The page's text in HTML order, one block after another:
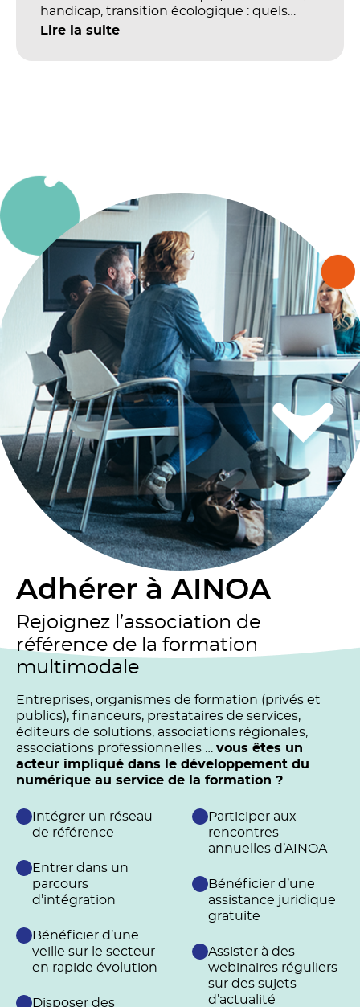
handicap, transition écologique : quels
impacts concrets pour les référentiels dans
Lire la suite
Adhérer à AINOA
Rejoignez l’association de
référence de la formation
multimodale
Entreprises, organismes de formation (privés et
publics), financeurs, prestataires de services,
éditeurs de solutions, associations régionales,
associations professionnelles … vous êtes un
acteur impliqué dans le développement du
numérique au service de la formation ?
Intégrer un réseau
de référence
Entrer dans un
parcours
d’intégration
Bénéficier d’une
veille sur le secteur
en rapide évolution
Disposer des
Participer aux
rencontres
annuelles d’AINOA
Bénéficier d’une
assistance juridique
gratuite
Assister à des
webinaires réguliers
sur des sujets
d’actualité